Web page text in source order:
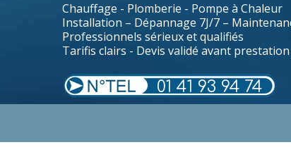
Chauffage - Plomberie - Pompe à Chaleur
Installation – Dépannage 7J/7 –
Professionnels sérieux et qualifiés
Tarifis clairs - Devis validé avant prestation
01 41 93 94 74